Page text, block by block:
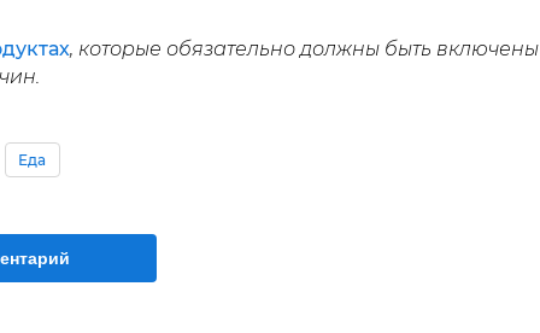
, которые обязательно должны быть включены
Еда